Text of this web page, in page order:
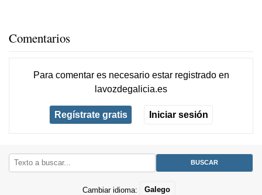
Comentarios
Para comentar es necesario estar registradoen
lavozdegalicia.es
Regístrate gratis Iniciar sesión
Cambiar idioma: Galego